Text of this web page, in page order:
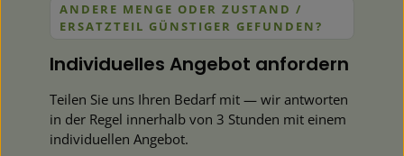
ANDERE MENGE ODER ZUSTAND /
ERSATZTEIL GÜNSTIGER GEFUNDEN?
Individuelles Angebot anfordern
Teilen Sie uns Ihren Bedarf mit — wir antworten
in der Regel innerhalb von 3 Stunden mit einem
individuellen Angebot.